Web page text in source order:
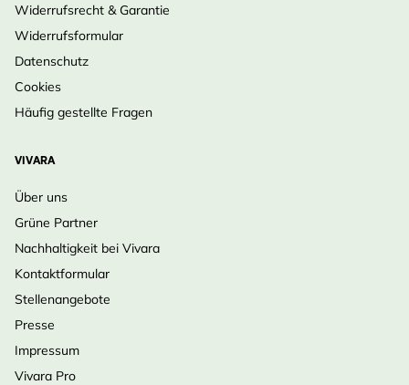
Widerrufsrecht & Garantie
Widerrufsformular
Datenschutz
Cookies
Häufig gestellte Fragen
VIVARA
Über uns
Grüne Partner
Nachhaltigkeit bei Vivara
Kontaktformular
Stellenangebote
Presse
Impressum
Vivara Pro